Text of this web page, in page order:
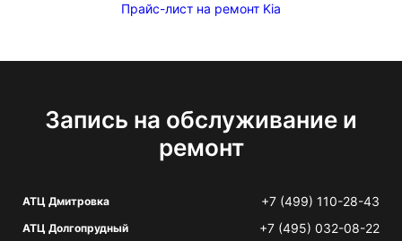
Прайс-лист на ремонт Kia
Запись на обслуживание и
ремонт
АТЦ Дмитровка +7 (499) 110-28-43
АТЦ Долгопрудный +7 (495) 032-08-22